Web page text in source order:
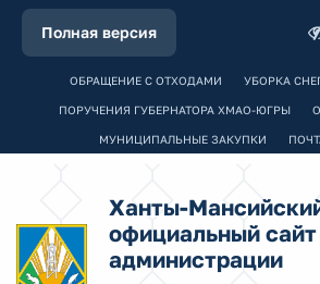
Полная версия
ОБРАЩЕНИЕ С ОТХОДАМИ УБОРКА
ПОРУЧЕНИЯ ГУБЕРНАТОРА ХМАО-ЮГРЫ
МУНИЦИПАЛЬНЫЕ ЗАКУПКИ
Ханты-
официальный сайт
администрации